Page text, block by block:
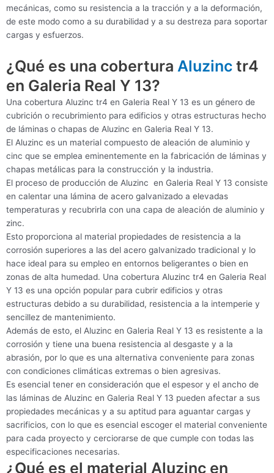
mecánicas, como su resistencia a la tracción y a la deformación,
de este modo como a su durabilidad y a su destreza para soportar
cargas y esfuerzos.
¿Qué es una cobertura Aluzinc tr4
en Galeria Real Y 13?
Una cobertura Aluzinc tr4 en Galeria Real Y 13 es un género de
cubrición o recubrimiento para edificios y otras estructuras hecho
de láminas o chapas de Aluzinc en Galeria Real Y 13.
El Aluzinc es un material compuesto de aleación de aluminio y
cinc que se emplea eminentemente en la fabricación de láminas y
chapas metálicas para la construcción y la industria.
El proceso de producción de Aluzinc en Galeria Real Y 13 consiste
en calentar una lámina de acero galvanizado a elevadas
temperaturas y recubrirla con una capa de aleación de aluminio y
zinc.
Esto proporciona al material propiedades de resistencia a la
corrosión superiores a las del acero galvanizado tradicional y lo
hace ideal para su empleo en entornos beligerantes o bien en
zonas de alta humedad. Una cobertura Aluzinc tr4 en Galeria Real
Y 13 es una opción popular para cubrir edificios y otras
estructuras debido a su durabilidad, resistencia a la intemperie y
sencillez de mantenimiento.
Además de esto, el Aluzinc en Galeria Real Y 13 es resistente a la
corrosión y tiene una buena resistencia al desgaste y a la
abrasión, por lo que es una alternativa conveniente para zonas
con condiciones climáticas extremas o bien agresivas.
Es esencial tener en consideración que el espesor y el ancho de
las láminas de Aluzinc en Galeria Real Y 13 pueden afectar a sus
propiedades mecánicas y a su aptitud para aguantar cargas y
sacrificios, con lo que es esencial escoger el material conveniente
para cada proyecto y cerciorarse de que cumple con todas las
especificaciones necesarias.
¿Qué es el material Aluzinc en